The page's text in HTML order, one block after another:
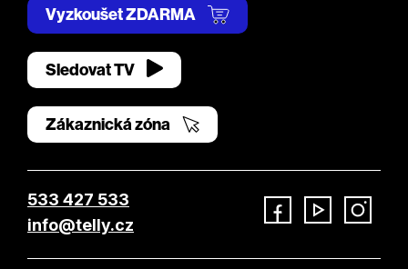
Vyzkoušet ZDARMA
Sledovat TV
Zákaznická zóna
533 427 533
info@telly.cz